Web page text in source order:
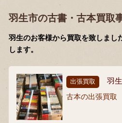
羽生市の古書・古本買取
羽生のお客様から買取を致しまし
します。
出張買取 羽
古本の出張買取